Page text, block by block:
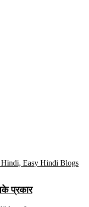
प्रकार